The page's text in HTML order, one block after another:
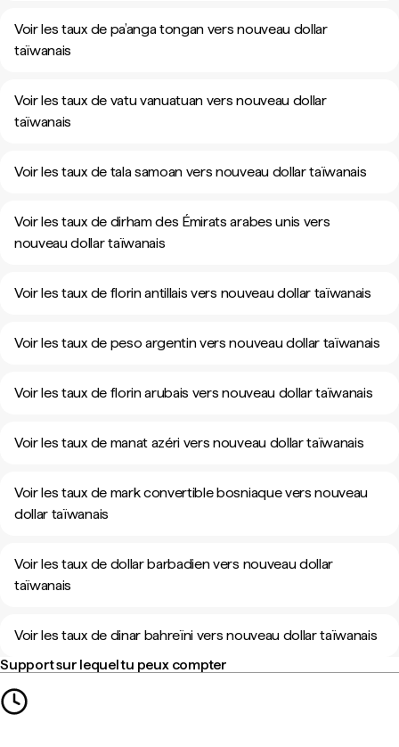
Voir les taux de pa’anga tongan vers nouveau dollar
taïwanais
Voir les taux de vatu vanuatuan vers nouveau dollar
taïwanais
Voir les taux de tala samoan vers nouveau dollar taïwanais
Voir les taux de dirham des Émirats arabes unis vers
nouveau dollar taïwanais
Voir les taux de florin antillais vers nouveau dollar taïwanais
Voir les taux de peso argentin vers nouveau dollar taïwanais
Voir les taux de florin arubais vers nouveau dollar taïwanais
Voir les taux de manat azéri vers nouveau dollar taïwanais
Voir les taux de mark convertible bosniaque vers nouveau
dollar taïwanais
Voir les taux de dollar barbadien vers nouveau dollar
taïwanais
Voir les taux de dinar bahreïni vers nouveau dollar taïwanais
Support sur lequel tu peux compter